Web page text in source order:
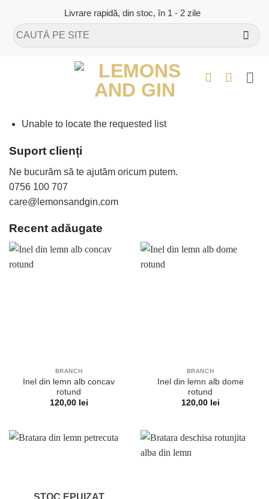
content
Livrare rapidă, din stoc, în 1 - 2 zile
Caută
după:
Unable to locate the requested list
Suport clienți
Ne bucurăm să te ajutăm oricum putem.
0756 100 707
care@lemonsandgin.com
Recent adăugate
BRANCH
Inel din lemn alb concav
rotund
120,00 lei
BRANCH
Inel din lemn alb dome
rotund
120,00 lei